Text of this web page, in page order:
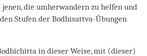
die umherwandern zu helfen und
Stufen der Bodhisattva-Übungen
in dieser Weise, mit (dieser)